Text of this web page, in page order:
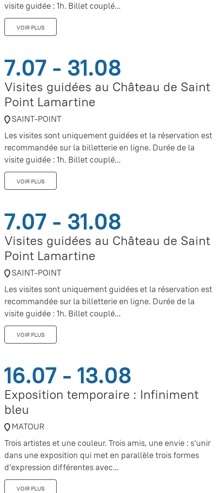
visite guidée : 1h. Billet couplé...
VOIR PLUS
7.07 - 31.08
Visites guidées au Château de Saint
Point Lamartine
SAINT-POINT
Les visites sont uniquement guidées et la réservation est
recommandée sur la billetterie en ligne. Durée de la
visite guidée : 1h. Billet couplé...
VOIR PLUS
7.07 - 31.08
Visites guidées au Château de Saint
Point Lamartine
SAINT-POINT
Les visites sont uniquement guidées et la réservation est
recommandée sur la billetterie en ligne. Durée de la
visite guidée : 1h. Billet couplé...
VOIR PLUS
16.07 - 13.08
Exposition temporaire : Infiniment
bleu
MATOUR
Trois artistes et une couleur. Trois amis, une envie : s’unir
dans une exposition qui met en parallèle trois formes
d’expression différentes avec...
VOIR PLUS